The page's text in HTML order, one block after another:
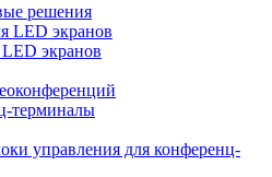
решения
LED экранов
экранов
терминалы
управления для конференц-